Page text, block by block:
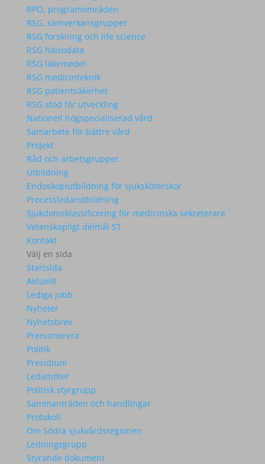
RPO, programområden
RSG, samverkansgrupper
RSG forskning och life science
RSG hälsodata
RSG läkemedel
RSG medicinteknik
RSG patientsäkerhet
RSG stöd för utveckling
Nationell högspecialiserad vård
Samarbete för bättre vård
Projekt
Råd och arbetsgrupper
Utbildning
Endoskopiutbildning för sjuksköterskor
Processledarutbildning
Sjukdomsklassificering för medicinska sekreterare
Vetenskapligt delmål ST
Kontakt
Välj en sida
Startsida
Aktuellt
Lediga jobb
Nyheter
Nyhetsbrev
Prenumerera
Politik
Presidium
Ledamöter
Politisk styrgrupp
Sammanträden och handlingar
Protokoll
Om Södra sjukvårdsregionen
Ledningsgrupp
Styrande dokument